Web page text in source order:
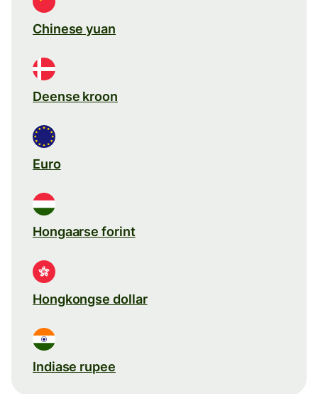
Chinese yuan
Deense kroon
Euro
Hongaarse forint
Hongkongse dollar
Indiase rupee